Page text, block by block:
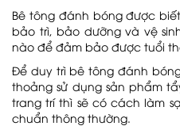
Bê tông đánh bóng được
bảo trì, bảo dưỡng và vệ
nào để đảm bảo được tuổi
Để duy trì bê tông đánh
thoảng sử dụng sản phẩm
trang trí thì sẽ có cách làm
chuẩn thông thường.